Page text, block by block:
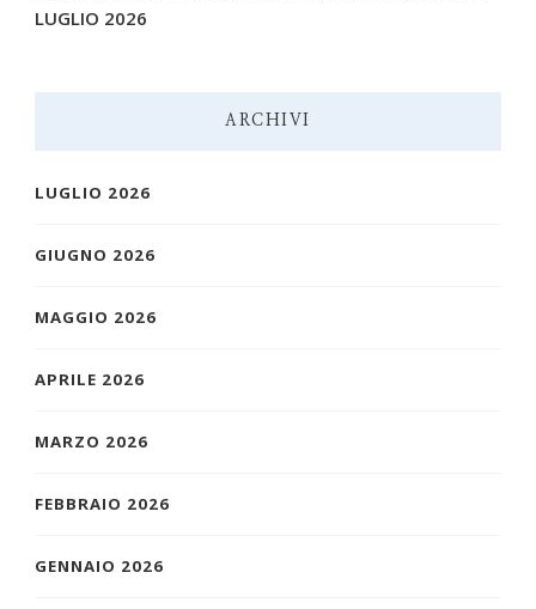
LUGLIO 2026
ARCHIVI
LUGLIO 2026
GIUGNO 2026
MAGGIO 2026
APRILE 2026
MARZO 2026
FEBBRAIO 2026
GENNAIO 2026